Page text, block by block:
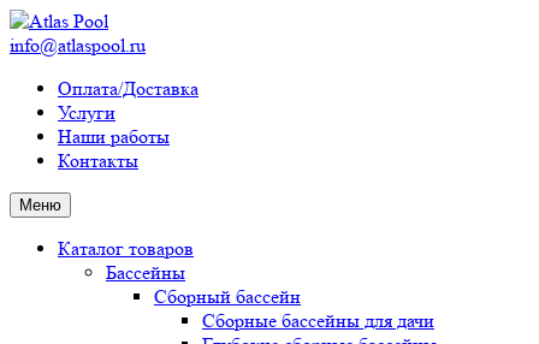
info@atlaspool.ru
Оплата/Доставка
Услуги
Наши работы
Контакты
Меню
Каталог товаров
Бассейны
Сборный бассейн
Сборные бассейны для дачи